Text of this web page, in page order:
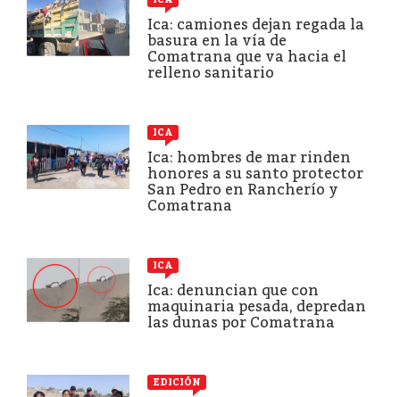
Ica: camiones dejan regada la
basura en la vía de
Comatrana que va hacia el
relleno sanitario
ICA
Ica: hombres de mar rinden
honores a su santo protector
San Pedro en Rancherío y
Comatrana
ICA
Ica: denuncian que con
maquinaria pesada, depredan
las dunas por Comatrana
EDICIÓN